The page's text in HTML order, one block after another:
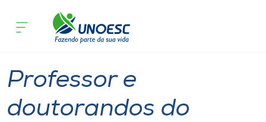
Cursos
Pesquisa
Doutorado
Professor e
doutorandos do